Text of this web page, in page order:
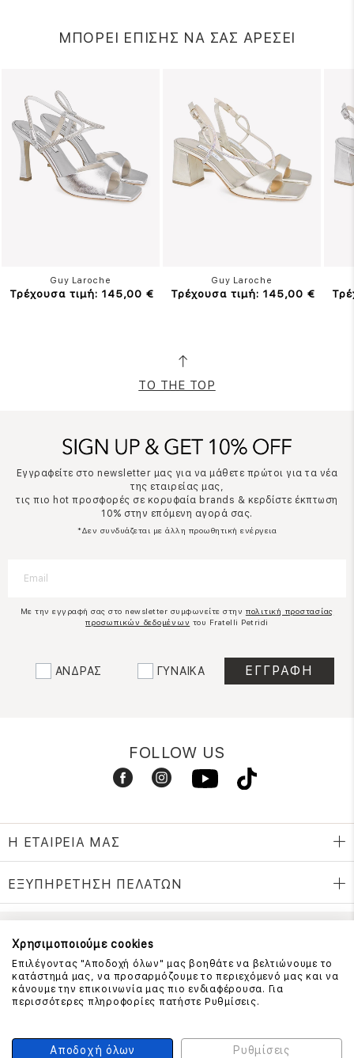
ΜΠΟΡΕΙ ΕΠΙΣΗΣ ΝΑ ΣΑΣ ΑΡΕΣΕΙ
Guy Laroche
Τρέχουσα τιμή: 145,00 €
Guy Laroche
Τρέχουσα τιμή: 145,00 €
TO THE TOP
Εγγραφείτε στο newsletter μας για να μάθετε πρώτοι για τα νέα
της εταιρείας μας,
τις πιο hot προσφορές σε κορυφαία brands & κερδίστε έκπτωση
10% στην επόμενη αγορά σας.
*Δεν συνδυάζεται με άλλη προωθητική ενέργεια
Με την εγγραφή σας στο newsletter συμφωνείτε στην πολιτική προστασίας
προσωπικών δεδομένων του Fratelli Petridi
ΑΝΔΡΑΣ ΓΥΝΑΙΚΑ
FOLLOW US
Η ΕΤΑΙΡΕΙΑ ΜΑΣ
ΕΞΥΠΗΡΕΤΗΣΗ ΠΕΛΑΤΩΝ
ΕΠΙΚΟΙΝΩΝΗΣΤΕ ΜΑΖΙ ΜΑΣ
210 999 4510
(Χρεώση μια αστική μονάδα από σταθερό)
ΑΣΦΑΛΕΙΑ ΣΥΝΑΛΛΑΓΩΝ
Χρησιμοποιούμε cookies
Επιλέγοντας "Αποδοχή όλων" μας βοηθάτε να βελτιώνουμε το
κατάστημά μας, να προσαρμόζουμε το περιεχόμενό μας και να
κάνουμε την επικοινωνία μας πιο ενδιαφέρουσα. Για
περισσότερες πληροφορίες πατήστε Ρυθμίσεις.
Αποδοχή όλων Ρυθμίσεις